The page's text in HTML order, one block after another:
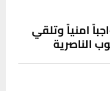
امنياً وتلقي
الناصرية